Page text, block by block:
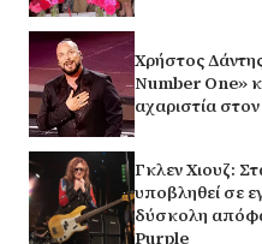
Χρήστος
Number One»
αχαριστία
Γκλεν Χιουζ:
υποβληθεί σε
δύσκολη
Purple